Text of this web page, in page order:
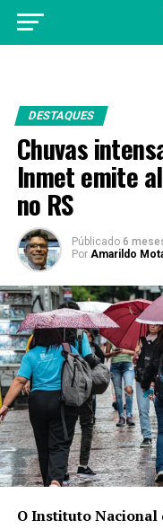
DESTAQUES
Chuvas
Inmet emite
no RS
Públicado 6
Por Amarildo
O Instituto